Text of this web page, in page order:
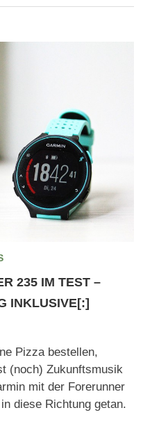
235 IM TEST –
INKLUSIVE[:]
Pizza bestellen,
(noch) Zukunftsmusik
mit der Forerunner
diese Richtung getan.